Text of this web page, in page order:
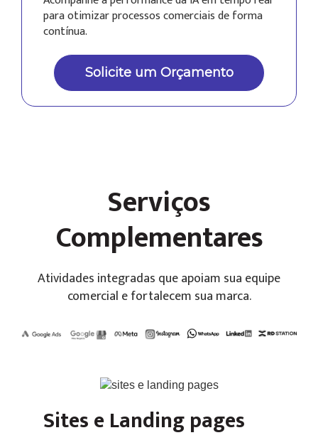
para otimizar processos comerciais de forma
contínua.
Solicite um Orçamento
Serviços
Complementares
Atividades integradas que apoiam sua equipe
comercial e fortalecem sua marca.
Sites e Landing pages